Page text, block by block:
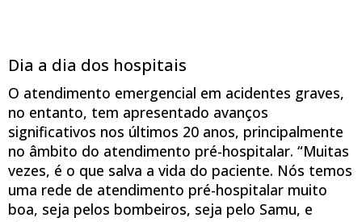
Dia a dia dos hospitais
O atendimento emergencial em acidentes graves,
no entanto, tem apresentado avanços
significativos nos últimos 20 anos, principalmente
no âmbito do atendimento pré-hospitalar. “Muitas
vezes, é o que salva a vida do paciente. Nós temos
uma rede de atendimento pré-hospitalar muito
boa, seja pelos bombeiros, seja pelo Samu, e